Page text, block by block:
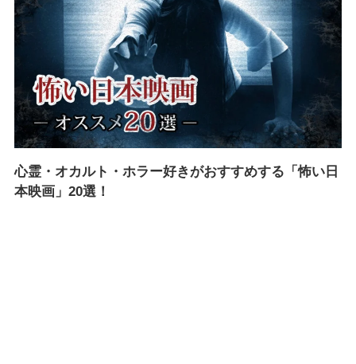
心霊・オカルト・ホラー好きがおすすめする「怖い日
本映画」20選！